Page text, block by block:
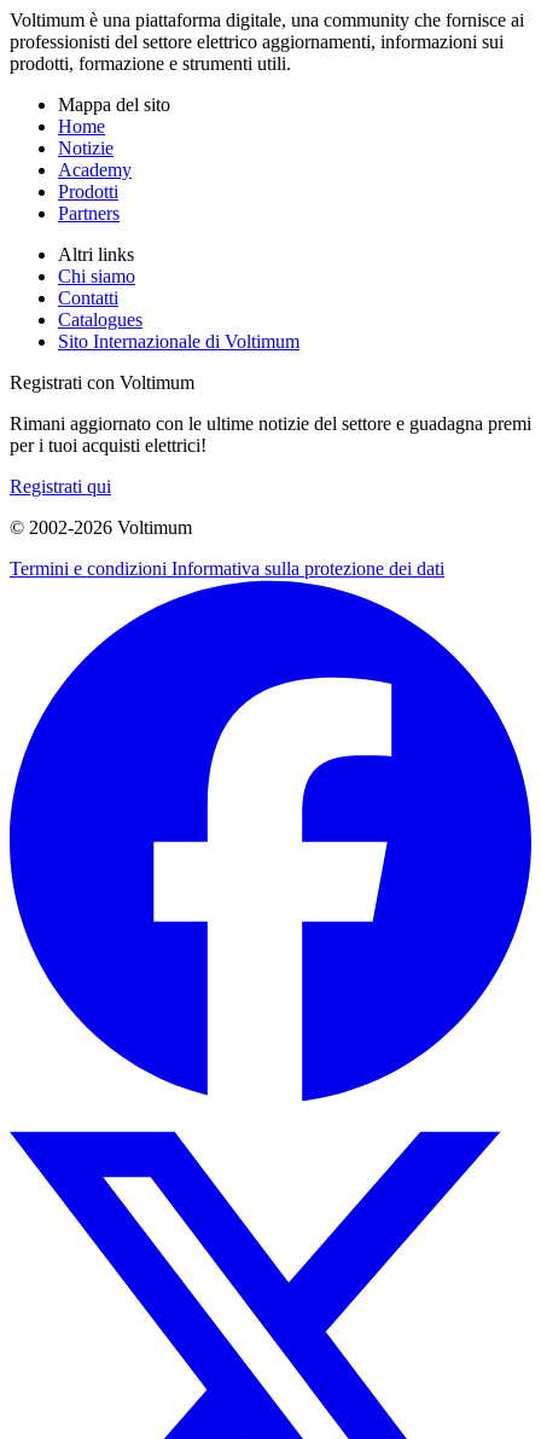
Voltimum è una piattaforma digitale, una community che fornisce ai
professionisti del settore elettrico aggiornamenti, informazioni sui
prodotti, formazione e strumenti utili.
Mappa del sito
Home
Notizie
Academy
Prodotti
Partners
Altri links
Chi siamo
Contatti
Catalogues
Sito Internazionale di Voltimum
Registrati con Voltimum
Rimani aggiornato con le ultime notizie del settore e guadagna premi
per i tuoi acquisti elettrici!
Registrati qui
© 2002-2026 Voltimum
Termini e condizioni Informativa sulla protezione dei dati